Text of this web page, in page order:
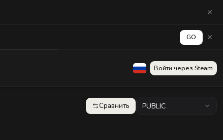
Войти через Steam
Сравнить PUBLIC
GO